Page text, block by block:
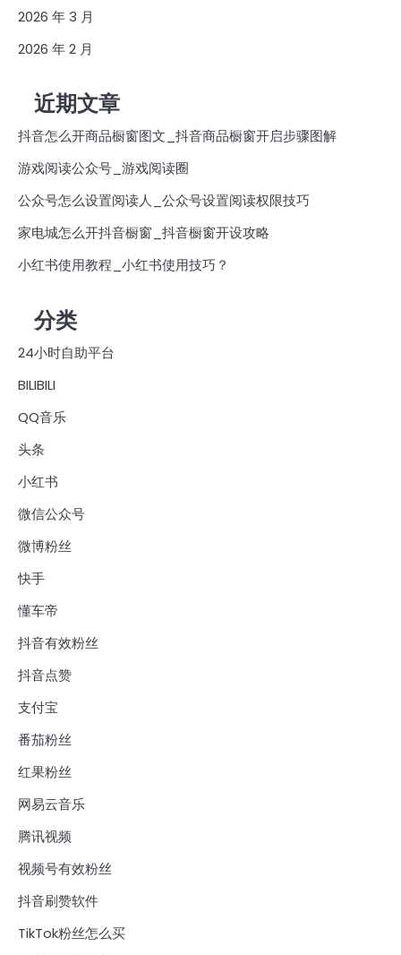
2026 年 3 月
2026 年 2 月
近期文章
抖音怎么开商品橱窗图文_抖音商品橱窗开启步骤图解
游戏阅读公众号_游戏阅读圈
公众号怎么设置阅读人_公众号设置阅读权限技巧
家电城怎么开抖音橱窗_抖音橱窗开设攻略
小红书使用教程_小红书使用技巧？
分类
24小时自助平台
BILIBILI
QQ音乐
头条
小红书
微信公众号
微博粉丝
快手
懂车帝
抖音有效粉丝
抖音点赞
支付宝
番茄粉丝
红果粉丝
网易云音乐
腾讯视频
视频号有效粉丝
抖音刷赞软件
TikTok粉丝怎么买